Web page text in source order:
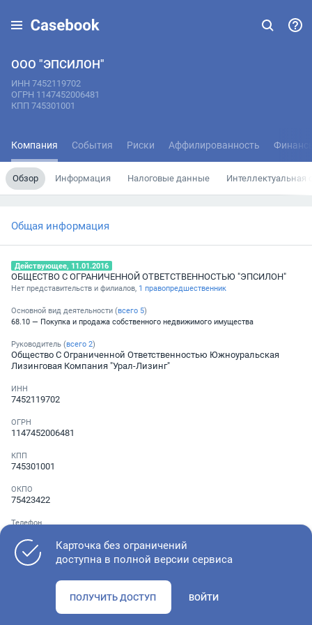
OOO "ЭПСИЛОН"
ИНН 7452119702
ОГРН 1147452006481
КПП 745301001
Компания События Риски Аффилированность
Обзор Информация Налоговые данные Интеллектуальная
Общая информация
Действующее, 11.01.2016
ОБЩЕСТВО С ОГРАНИЧЕННОЙ ОТВЕТСТВЕННОСТЬЮ "ЭПСИЛОН"
Нет представительств и филиалов, 1 правопредшественник
Основной вид деятельности (всего 5)
68.10 — Покупка и продажа собственного недвижимого имущества
Руководитель (всего 2)
Общество С Ограниченной Ответственностью Южноуральская
Лизинговая Компания "Урал-Лизинг"
ИНН
7452119702
ОГРН
1147452006481
КПП
745301001
ОКПО
75423422
Телефон
Как оценить состояние компании
Карточка без ограничений
доступна в полной версии сервиса
ПОЛУЧИТЬ ДОСТУП ВОЙТИ